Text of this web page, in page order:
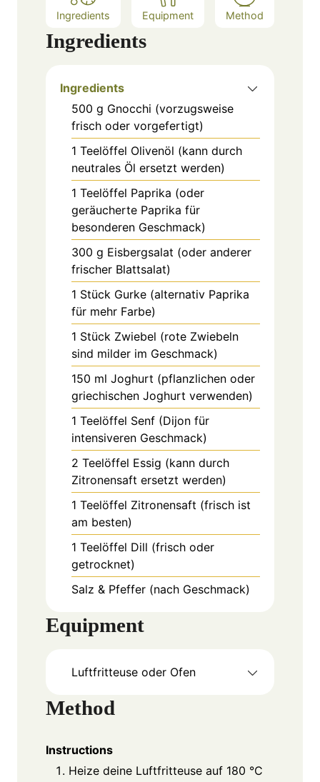
Ingredients Equipment Method
Ingredients
Ingredients
500 g Gnocchi (vorzugsweise
frisch oder vorgefertigt)
1 Teelöffel Olivenöl (kann durch
neutrales Öl ersetzt werden)
1 Teelöffel Paprika (oder
geräucherte Paprika für
besonderen Geschmack)
300 g Eisbergsalat (oder anderer
frischer Blattsalat)
1 Stück Gurke (alternativ Paprika
für mehr Farbe)
1 Stück Zwiebel (rote Zwiebeln
sind milder im Geschmack)
150 ml Joghurt (pflanzlichen oder
griechischen Joghurt verwenden)
1 Teelöffel Senf (Dijon für
intensiveren Geschmack)
2 Teelöffel Essig (kann durch
Zitronensaft ersetzt werden)
1 Teelöffel Zitronensaft (frisch ist
am besten)
1 Teelöffel Dill (frisch oder
getrocknet)
Salz & Pfeffer (nach Geschmack)
Equipment
Luftfritteuse oder Ofen
Method
Instructions
Heize deine Luftfritteuse auf 180 °C